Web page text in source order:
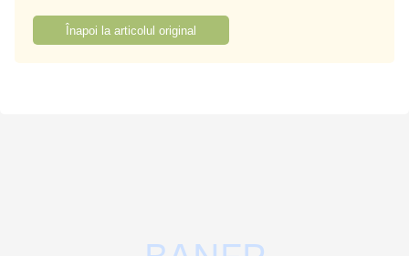
Înapoi la articolul original